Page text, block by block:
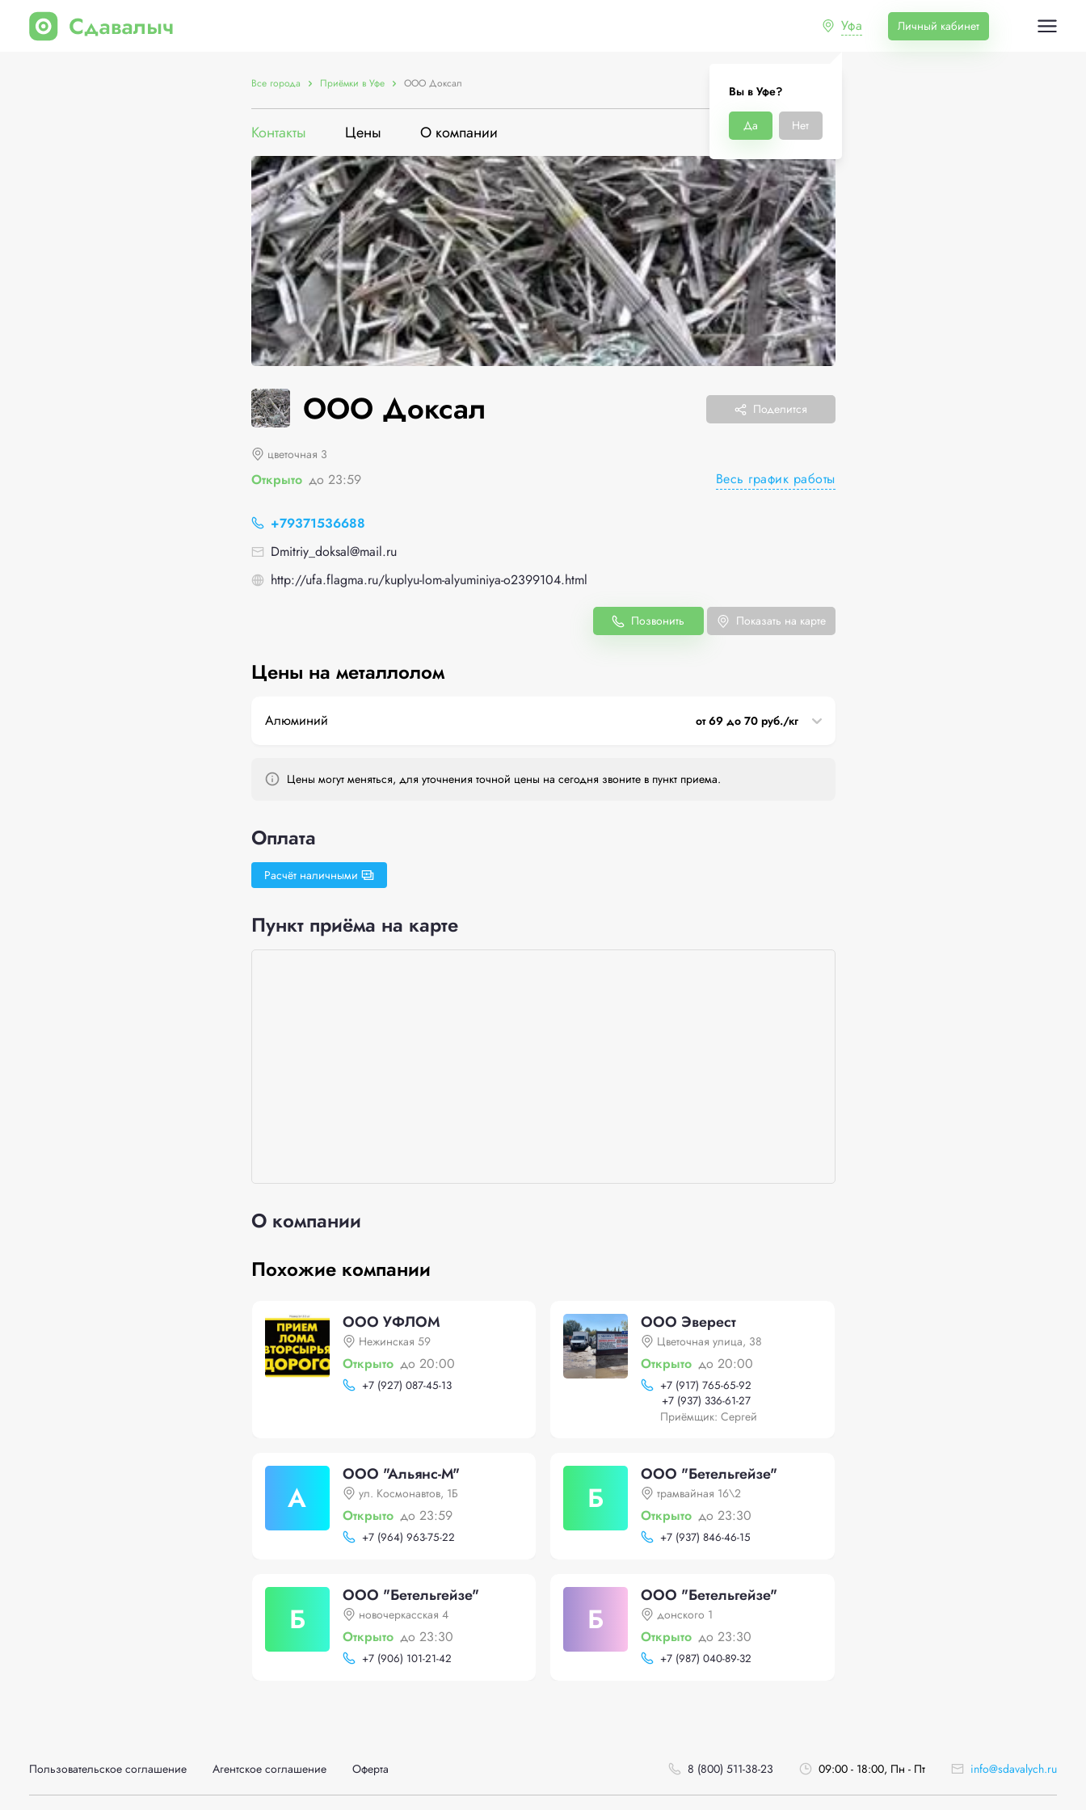
Уфа
Вы в Уфе?
Да Нет
Личный кабинет
Все города Приёмки в Уфе ООО Доксал
Контакты Цены О компании
ООО Доксал Поделится
цветочная 3
Открыто до 23:59 Весь график работы
+79371536688
Dmitriy_doksal@mail.ru
http://ufa.flagma.ru/kuplyu-lom-alyuminiya-o2399104.html
Позвонить Показать на карте
Цены на металлолом
Алюминий от 69 до 70 руб./кг
Цены могут меняться, для уточнения точной цены на сегодня звоните в пункт приема.
Оплата
Расчёт наличными
Пункт приёма на карте
О компании
Похожие компании
OОО УФЛОМ
Нежинская 59
Открыто до 20:00
+7 (927) 087-45-13
ООО Эверест
Цветочная улица, 38
Открыто до 20:00
+7 (917) 765-65-92
+7 (937) 336-61-27
Приёмщик: Сергей
А
ООО "Альянс-М"
ул. Космонавтов, 1Б
Открыто до 23:59
+7 (964) 963-75-22
Б
ООО "Бетельгейзе"
трамвайная 16\2
Открыто до 23:30
+7 (937) 846-46-15
Б
ООО "Бетельгейзе"
новочеркасская 4
Открыто до 23:30
+7 (906) 101-21-42
Б
ООО "Бетельгейзе"
донского 1
Открыто до 23:30
+7 (987) 040-89-32
Пользовательское соглашение Агентское соглашение Оферта 8 (800) 511-38-23 09:00 - 18:00, Пн - Пт info@sdavalych.ru